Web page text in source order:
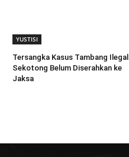
YUSTISI
Tersangka Kasus Tambang Ilegal
Sekotong Belum Diserahkan ke
Jaksa